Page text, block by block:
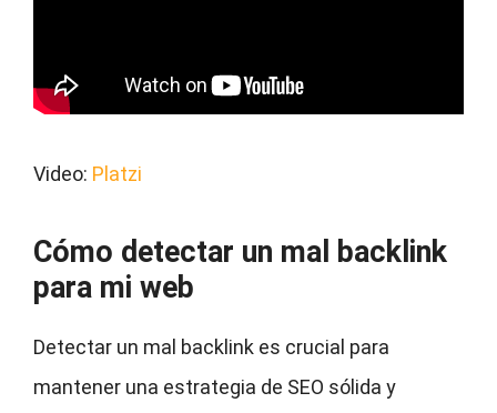
Video: Platzi
Cómo detectar un mal backlink
para mi web
Detectar un mal backlink es crucial para
mantener una estrategia de SEO sólida y